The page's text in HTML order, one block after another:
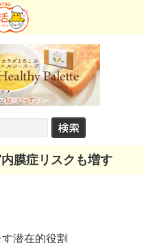
膜症リスクも増す
潜在的役割